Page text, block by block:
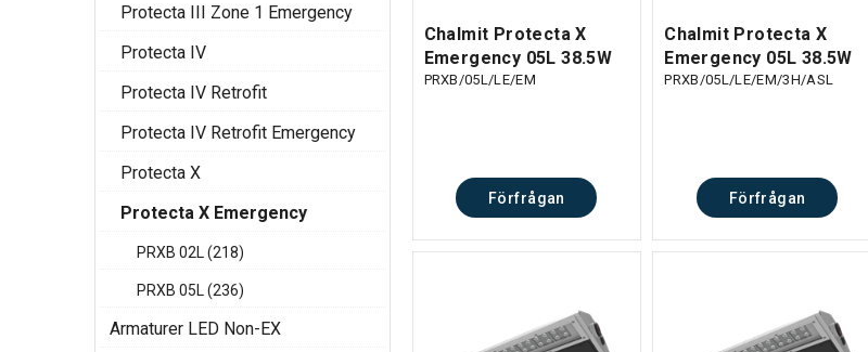
Protecta III Zone 1 Emergency
Protecta IV
Protecta IV Retrofit
Protecta IV Retrofit Emergency
Protecta X
Protecta X Emergency
PRXB 02L (218)
PRXB 05L (236)
Armaturer LED Non-EX
Chalmit Protecta X
Emergency 05L 38.5W
PRXB/05L/LE/EM
Förfrågan
Chalmit Protecta X
Emergency 05L 38.5W
PRXB/05L/LE/EM/3H/ASL
Förfrågan